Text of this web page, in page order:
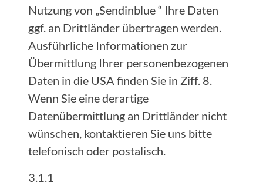
Nutzung von „Sendinblue “ Ihre Daten
ggf. an Drittländer übertragen werden.
Ausführliche Informationen zur
Übermittlung Ihrer personenbezogenen
Daten in die USA finden Sie in Ziff. 8.
Wenn Sie eine derartige
Datenübermittlung an Drittländer nicht
wünschen, kontaktieren Sie uns bitte
telefonisch oder postalisch.
3.1.1